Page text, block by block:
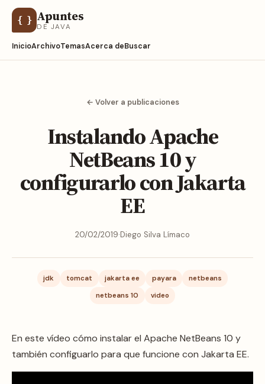
{ } Apuntes
DE JAVA
InicioArchivoTemasAcerca deBuscar
← Volver a publicaciones
Instalando Apache
NetBeans 10 y
configurarlo con Jakarta
EE
20/02/2019·Diego Silva Límaco
jdk tomcat jakarta ee payara
netbeans
netbeans 10
video
En este vídeo cómo instalar el Apache NetBeans 10 y
también configuarlo para que funcione con Jakarta EE.